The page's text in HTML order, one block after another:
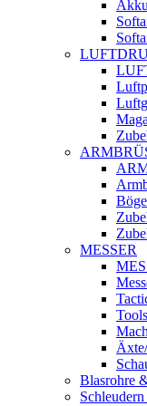
MESSER
Blasrohre